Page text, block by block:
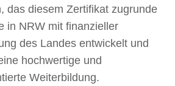
das diesem Zertifikat zugrunde
in NRW mit finanzieller
des Landes entwickelt und
hochwertige und
Weiterbildung.